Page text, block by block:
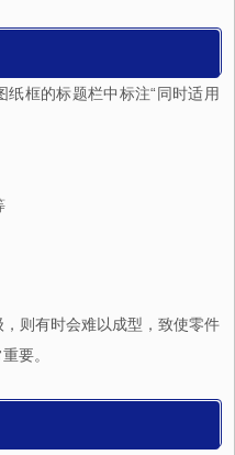
框的标题栏中标注“同时适用
则有时会难以成型，致使零件
要。